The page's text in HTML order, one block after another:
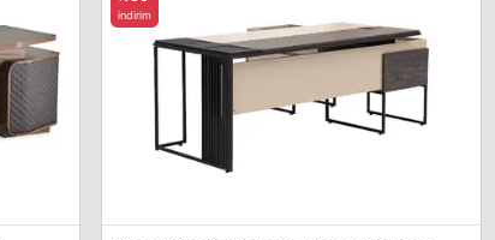
indirim